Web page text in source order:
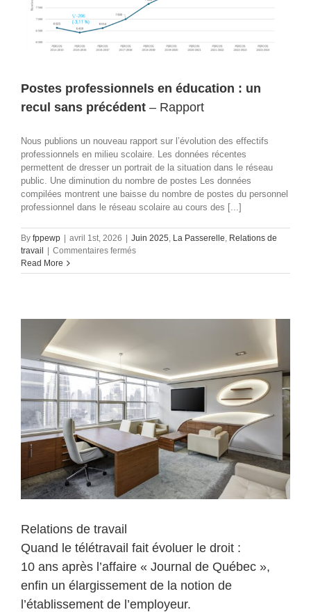
Postes professionnels en éducation : un
recul sans précédent – Rapport
Nous publions un nouveau rapport sur l’évolution des effectifs
professionnels en milieu scolaire. Les données récentes
permettent de dresser un portrait de la situation dans le réseau
public. Une diminution du nombre de postes Les données
compilées montrent une baisse du nombre de postes du personnel
professionnel dans le réseau scolaire au cours des [...]
By fppewp avril 1st, 2026 Juin 2025, La Passerelle, Relations de
travail
Commentaires ferméssur
professionnels
sans
–
Rapport
Read More
Relations de travail
Quand le télétravail fait évoluer le droit :
10 ans après l’affaire « Journal de Québec »,
enfin un élargissement de la notion de
l’établissement de l’employeur.